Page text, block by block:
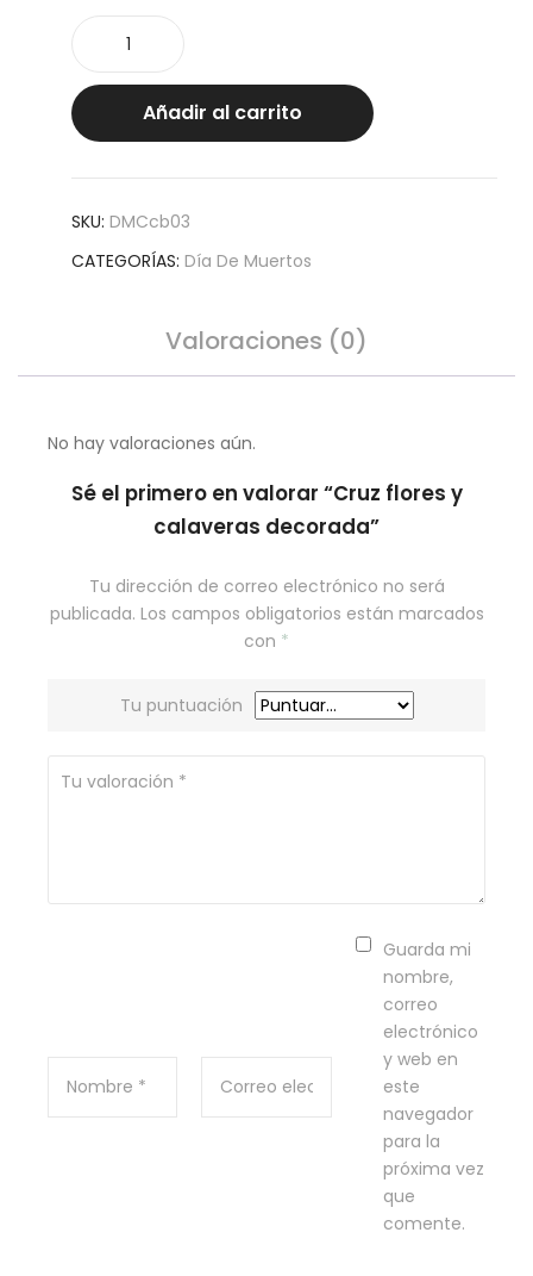
flores
calaveras
decorada
Añadir al carrito
SKU: DMCcb03
CATEGORÍAS: Día De Muertos
Valoraciones (0)
No hay valoraciones aún.
Sé el primero en valorar “Cruz flores y
calaveras decorada”
Tu dirección de correo electrónico no será
publicada. Los campos obligatorios están marcados
con *
Tu puntuación
Guarda mi
nombre,
correo
electrónico
y web en
este
navegador
para la
próxima vez
que
comente.